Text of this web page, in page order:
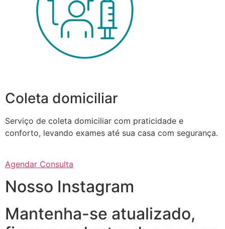
Coleta domiciliar
Serviço de coleta domiciliar com praticidade e
conforto, levando exames até sua casa com segurança.
Agendar Consulta
Nosso Instagram
Mantenha-se atualizado,